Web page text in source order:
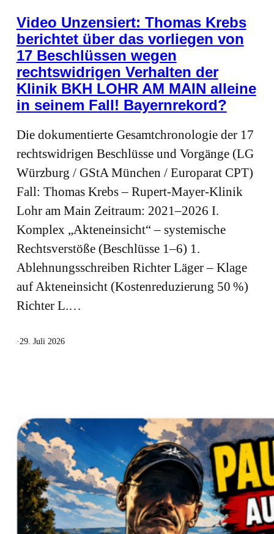
Video Unzensiert: Thomas Krebs
berichtet über das vorliegen von
17 Beschlüssen wegen
rechtswidrigen Verhalten der
Klinik BKH LOHR AM MAIN alleine
in seinem Fall! Bayernrekord?
Die dokumentierte Gesamtchronologie der 17
rechtswidrigen Beschlüsse und Vorgänge (LG
Würzburg / GStA München / Europarat CPT)
Fall: Thomas Krebs – Rupert‑Mayer‑Klinik
Lohr am Main Zeitraum: 2021–2026 I.
Komplex „Akteneinsicht“ – systemische
Rechtsverstöße (Beschlüsse 1–6) 1.
Ablehnungsschreiben Richter Läger – Klage
auf Akteneinsicht (Kostenreduzierung 50 %)
Richter L.…
· 29. Juli 2026